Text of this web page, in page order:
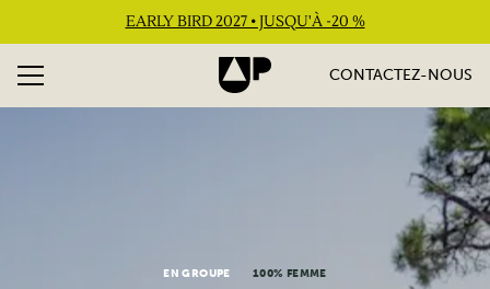
EARLY BIRD 2027 • JUSQU'À -20 %
CONTACTEZ-NOUS
EN GROUPE 100% FEMME